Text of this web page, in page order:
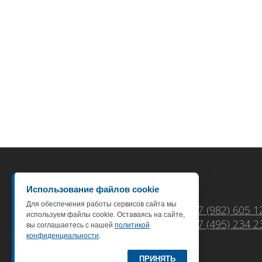
+7 (495) 234-23-57 Москва
+7 (495) 234-88-03 Москва
info@rusconbelt.ru
+7 (982) 605
+7 (495) 234
Использование файлов cookie
Для обеспечения работы сервисов сайта мы
используем файлы cookie. Оставаясь на сайте,
вы соглашаетесь с нашей политикой
конфиденциальности.
ПРИНЯТЬ